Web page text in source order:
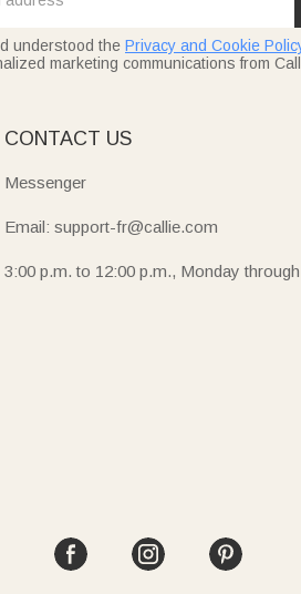
understood the Privacy and Cookie
marketing communications from
CONTACT US
Messenger
Email: support-fr@callie.com
3:00 p.m. to 12:00 p.m., Monday